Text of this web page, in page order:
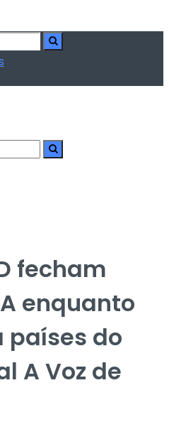
fecham
enquanto
países do
A Voz de